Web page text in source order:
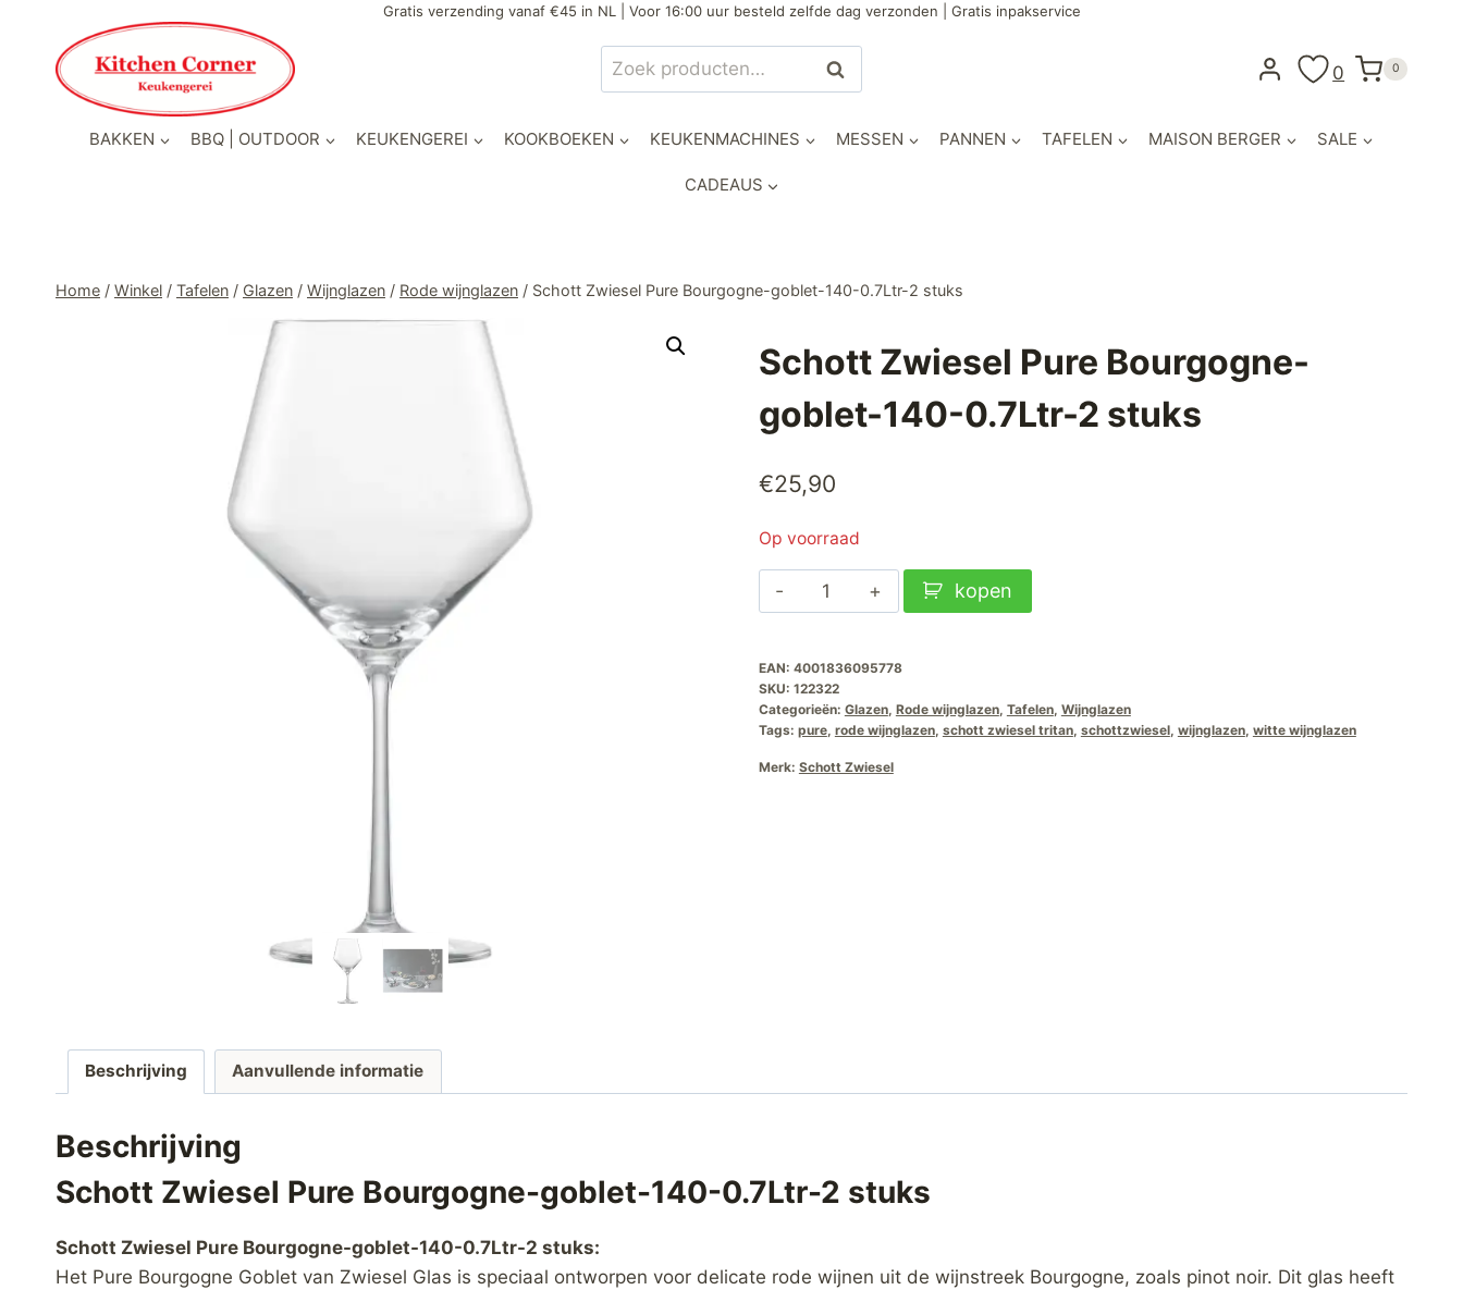
inhoud
Gratis verzending vanaf €45 in NL | Voor 16:00 uur besteld zelfde dag verzonden | Gratis inpakservice
Zoeken
naar:
Zoeken 0 0
BAKKEN BBQ | OUTDOOR KEUKENGEREI KOOKBOEKEN KEUKENMACHINES MESSEN PANNEN TAFELEN MAISON BERGER SALE
CADEAUS
Home / Winkel / Tafelen / Glazen / Wijnglazen / Rode wijnglazen / Schott Zwiesel Pure Bourgogne-goblet-140-0.7Ltr-2 stuks
Schott Zwiesel Pure Bourgogne-
goblet-140-0.7Ltr-2 stuks
€25,90
Op voorraad
Schott
Zwiesel
Bourgogne-
goblet-
140-
0.7Ltr-
kopen
EAN: 4001836095778
SKU: 122322
Categorieën: Glazen, Rode wijnglazen, Tafelen, Wijnglazen
Tags: pure, rode wijnglazen, schott zwiesel tritan, schottzwiesel, wijnglazen, witte wijnglazen
Merk: Schott Zwiesel
Beschrijving Aanvullende informatie
Beschrijving
Schott Zwiesel Pure Bourgogne-goblet-140-0.7Ltr-2 stuks
Schott Zwiesel Pure Bourgogne-goblet-140-0.7Ltr-2 stuks:
Het Pure Bourgogne Goblet van Zwiesel Glas is speciaal ontworpen voor delicate rode wijnen uit de wijnstreek Bourgogne, zoals pinot noir. Dit glas heeft